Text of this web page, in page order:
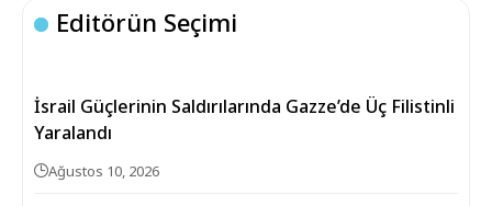
Editörün Seçimi
İsrail Güçlerinin Saldırılarında Gazze’de Üç Filistinli
Yaralandı
Ağustos 10, 2026